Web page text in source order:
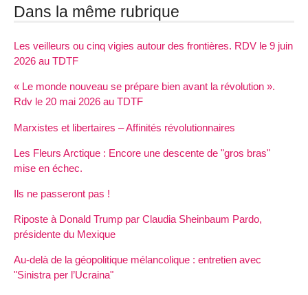
Dans la même rubrique
Les veilleurs ou cinq vigies autour des frontières. RDV le 9 juin
2026 au TDTF
« Le monde nouveau se prépare bien avant la révolution ».
Rdv le 20 mai 2026 au TDTF
Marxistes et libertaires – Affinités révolutionnaires
Les Fleurs Arctique : Encore une descente de "gros bras"
mise en échec.
Ils ne passeront pas !
Riposte à Donald Trump par Claudia Sheinbaum Pardo,
présidente du Mexique
Au-delà de la géopolitique mélancolique : entretien avec
"Sinistra per l’Ucraina"